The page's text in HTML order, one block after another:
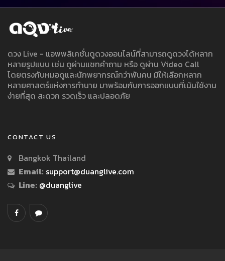
ดวง Live - แอพพลิเคชั่นดูดวงออนไลน์ที่สามารถดูดวงได้หลาก
หลายรูปแบบ เช่น ดูผ่านแชทคำถาม หรือ ดูผ่าน Video Call
โดยตรงกับหมอดูและนักพยากรณ์กว่าพันคน มีให้เลือกหลาก
หลายศาสตร์แห่งการทำนาย มาพร้อมกับการออกแบบที่เน้นใช้งาน
ง่ายที่สุด สะดวก รวดเร็ว และปลอดภัย
CONTACT US
Bangkok Thailand
Email: support@duanglive.com
Line: @duanglive